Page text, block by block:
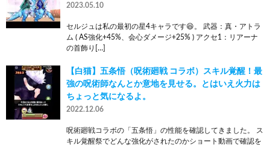
2023.05.10
セルジュは私の最初の星4キャラです😆。 武器：真・アトラ
ム ( AS強化+45%、会心ダメージ+25% ) アクセ1：リアーナ
の首飾り[…]
【白猫】五条悟（呪術廻戦 コラボ）スキル覚醒！最
強の呪術師なんとか意地を見せる。とはいえ火力は
ちょっと気になるよ。
2022.12.06
呪術廻戦コラボの「五条悟」の性能を確認してきました。 ス
キル覚醒祭でどんな強化がされたのかショート動画で確認を